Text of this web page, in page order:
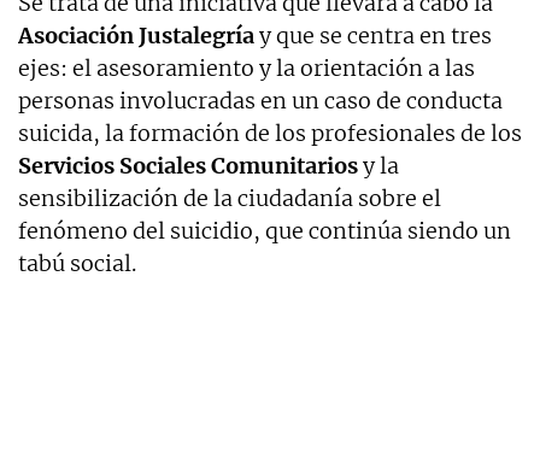
Asociación Justalegríay que se centra en tres
ejes: el asesoramiento y la orientación a las
personas involucradas en un caso de conducta
suicida, la formación de los profesionales de los
Servicios Sociales Comunitariosy la
sensibilización de la ciudadanía sobre el
fenómeno del suicidio, que continúa siendo un
tabú social.